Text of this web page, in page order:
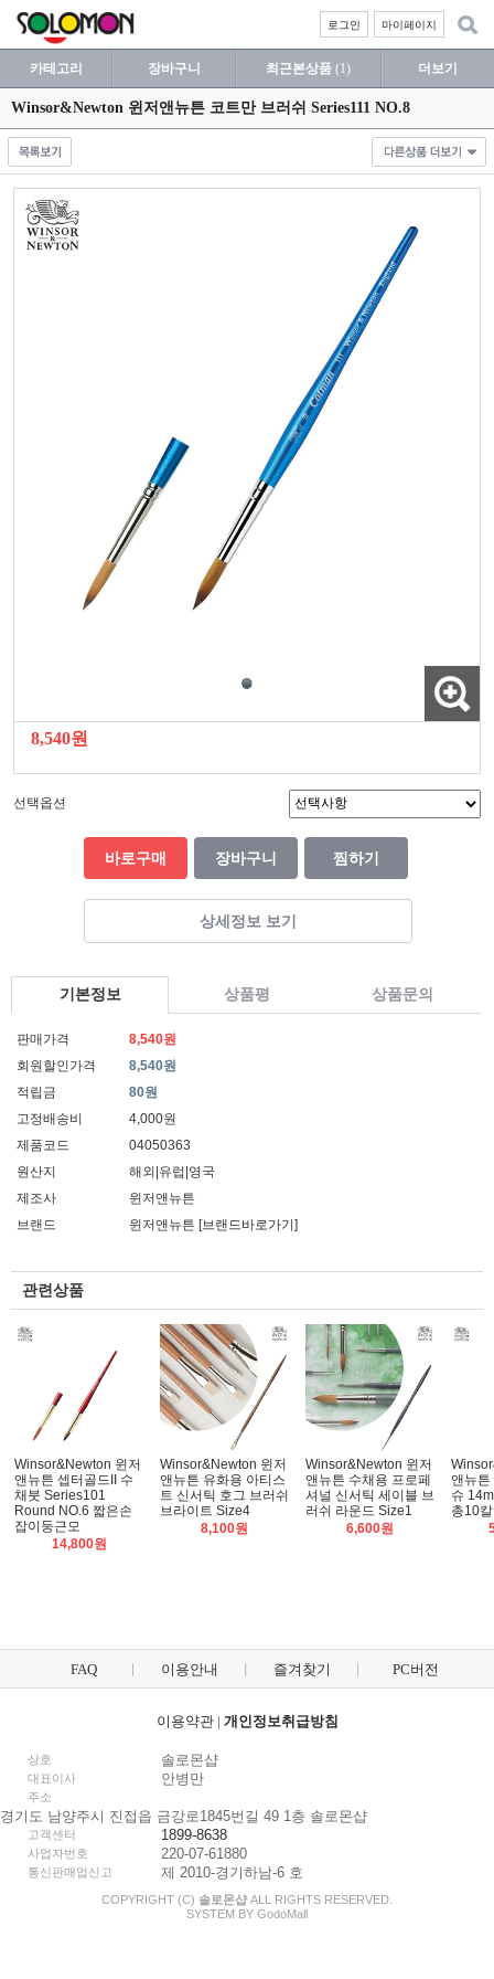
마이페이지
로그인
카테고리 장바구니 최근본상품 (1) 더보기
Winsor&Newton 윈저앤뉴튼 코트만 브러쉬 Series111 NO.8
8,540원
선택옵션
바로구매 장바구니 찜하기
상세정보 보기
기본정보 상품평 상품문의
판매가격
8,540원
회원할인가격
8,540원
적립금
80원
고정배송비
4,000원
제품코드
04050363
원산지
해외|유럽|영국
제조사
윈저앤뉴튼
브랜드
윈저앤뉴튼 [브랜드바로가기]
관련상품
Winsor&Newton 윈저
앤뉴튼 셉터골드II 수
채붓 Series101
Round NO.6 짧은손
잡이둥근모
14,800원
Winsor&Newton 윈저
앤뉴튼 유화용 아티스
트 신서틱 호그 브러쉬
브라이트 Size4
8,100원
Winsor&Newton 윈저
앤뉴튼 수채용 프로페
셔널 신서틱 세이블 브
러쉬 라운드 Size1
6,600원
앤뉴튼
슈
총10
FAQ 이용안내 즐겨찾기 PC버전
이용약관| 개인정보취급방침
상호 솔로몬샵
대표이사 안병만
주소
경기도 남양주시 진접읍 금강로1845번길 49 1층 솔로몬샵
고객센터 1899-8638
사업자번호 220-07-61880
통신판매업신고 제 2010-경기하남-6 호
COPYRIGHT (C) 솔로몬샵 ALL RIGHTS RESERVED.
SYSTEM BY GodoMall